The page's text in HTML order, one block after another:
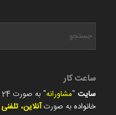
ساعت کار
سایت"مشاورانه" به صورت 24 ساعته در زمینه های
خانوادهبه صورتآنلاین،